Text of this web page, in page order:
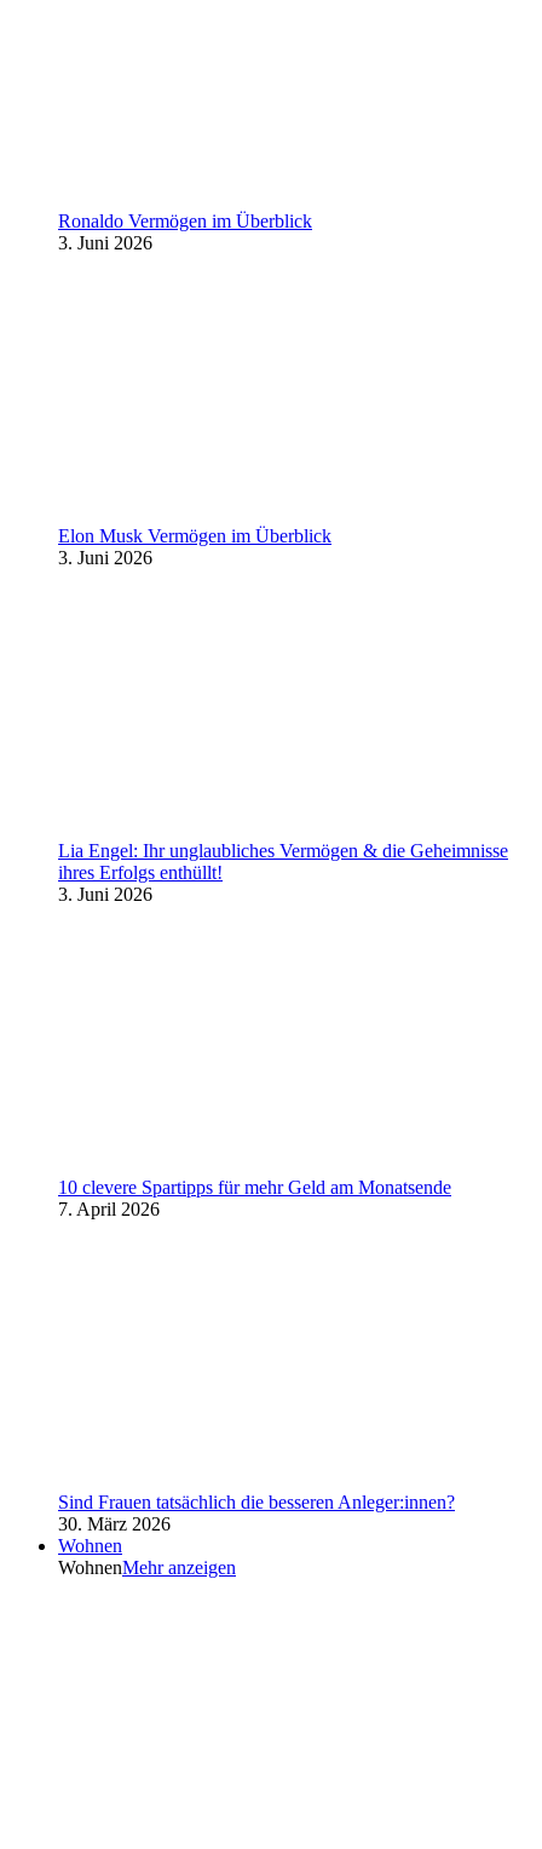
Ronaldo Vermögen im Überblick
3. Juni 2026
Elon Musk Vermögen im Überblick
3. Juni 2026
Lia Engel: Ihr unglaubliches Vermögen & die Geheimnisse
ihres Erfolgs enthüllt!
3. Juni 2026
10 clevere Spartipps für mehr Geld am Monatsende
7. April 2026
Sind Frauen tatsächlich die besseren Anleger:innen?
30. März 2026
Wohnen
WohnenMehr anzeigen